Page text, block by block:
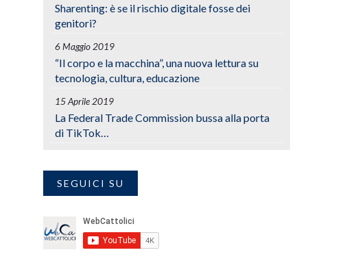
Sharenting: è se il rischio digitale fosse dei
genitori?
6 Maggio 2019
“Il corpo e la macchina”, una nuova lettura su
tecnologia, cultura, educazione
15 Aprile 2019
La Federal Trade Commission bussa alla porta
di TikTok…
SEGUICI SU